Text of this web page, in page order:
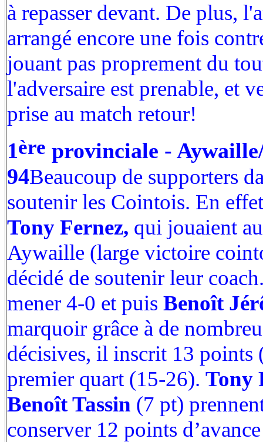
à repasser devant. De plus,
arrangé encore une fois
jouant pas proprement du
l'adversaire est prenable, et
prise au match retour!
1ère provinciale -
94Beaucoup de supporters
soutenir les Cointois. En
Tony Fernez, qui jouaient
Aywaille (large victoire
décidé de soutenir leur
mener 4-0 et puis Benoît
marquoir grâce à de
décisives, il inscrit 13 points
premier quart (15-26). Tony
Benoît Tassin (7 pt)
conserver 12 points